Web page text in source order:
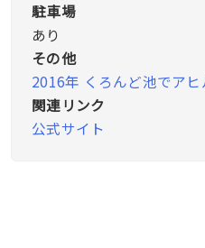
駐車場
あり
その他
2016年 くろんど池でアヒ
関連リンク
公式サイト